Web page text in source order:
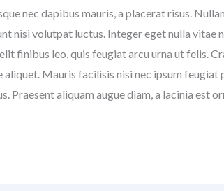
nec dapibus mauris, a placerat risus.
nisi volutpat luctus. Integer eget nulla vitae
finibus leo, quis feugiat arcu urna ut felis.
Mauris facilisis nisi nec ipsum
Praesent aliquam augue diam, a lacinia est